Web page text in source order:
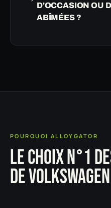
D'OCCASION OU
ABÎMÉES ?
POURQUOI ALLOYGATOR
LE CHOIX N°1
DE